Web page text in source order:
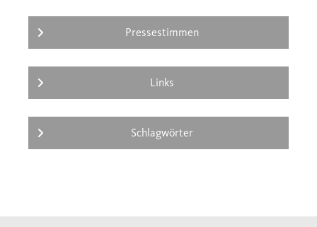
Pressestimmen
Links
Schlagwörter